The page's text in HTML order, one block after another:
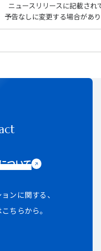
ニュースリリースに記載さ
予告なしに変更する場合があ
ついて
ンに関する、
ちらから。